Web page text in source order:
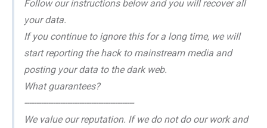
Follow our instructions below and you will recover all
your data.
If you continue to ignore this for a long time, we will
start reporting the hack to mainstream media and
posting your data to the dark web.
What guarantees?
----------------------------------------------
We value our reputation. If we do not do our work and